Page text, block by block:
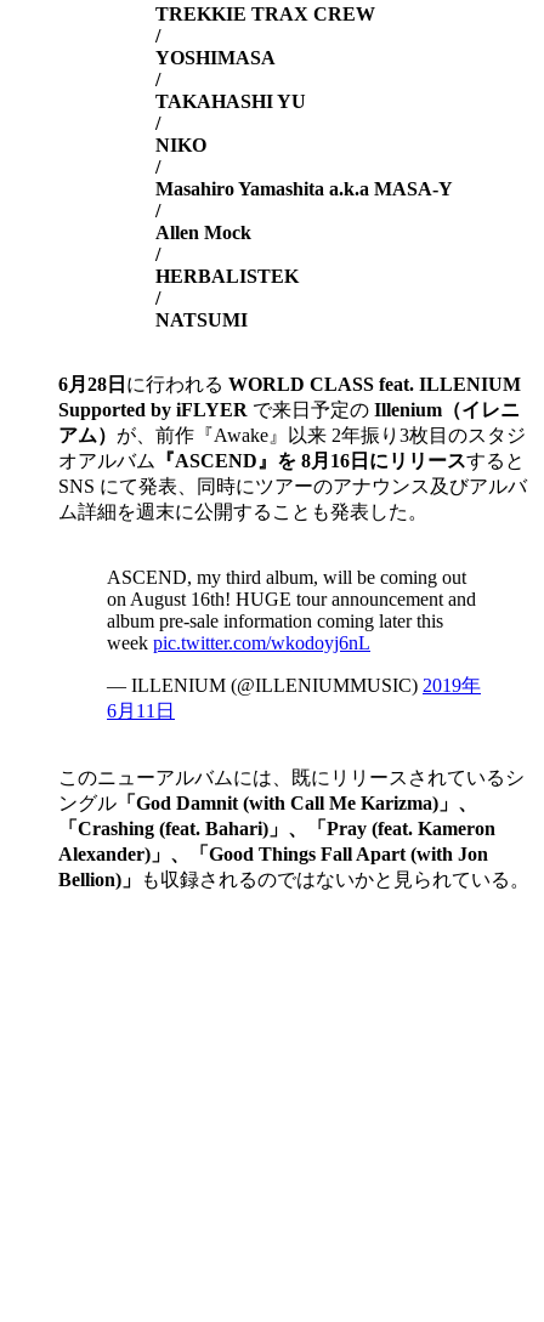
TREKKIE TRAX CREW
/
YOSHIMASA
/
TAKAHASHI YU
/
NIKO
/
Masahiro Yamashita a.k.a MASA-Y
/
Allen Mock
/
HERBALISTEK
/
NATSUMI
6月28日 に行われる WORLD CLASS feat. ILLENIUM
Supported by iFLYER で来日予定の Illenium（イレニ
アム） が、前作『Awake』以来 2年振り3枚目のスタジ
オアルバム
『ASCEND』を 8月16日にリリースすると
SNS にて発表、同時にツアーのアナウンス及びアルバ
ム詳細を週末に公開することも発表した。
ASCEND, my third album, will be coming out
on August 16th! HUGE tour announcement and
album pre-sale information coming later this
week pic.twitter.com/wkodoyj6nL
— ILLENIUM (@ILLENIUMMUSIC) 2019年
6月11日
このニューアルバムには、既にリリースされているシ
ングル 「God Damnit (with Call Me Karizma)」、
「Crashing (feat. Bahari)」、「Pray (feat. Kameron
Alexander)」、「Good Things Fall Apart (with Jon
Bellion)」
も収録されるのではないかと見られている。